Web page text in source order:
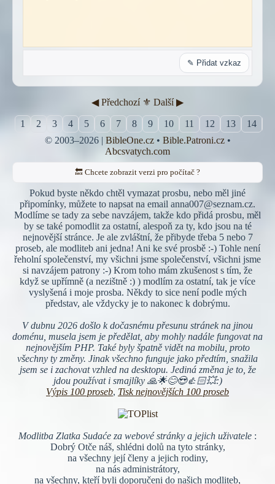
✎ Přidat vzkaz
◀︎ Předchozí ⚜︎ Další ▶︎
1 2 3 4 5 6 7 8 9 10 11 12 13 14
© 2003–2026 | BibleOne.cz• Bible.Patroni.cz•
Abcsvatych.com
🔙 Chcete zobrazit verzi pro počítač ?
Pokud byste někdo chtěl vymazat prosbu, nebo měl jiné
připomínky, můžete to napsat na email anna007@seznam.cz.
Modlíme se tady za sebe navzájem, takže kdo přidá prosbu, měl
by se také pomodlit za ostatní, alespoň za ty, kdo jsou na té
nejnovější stránce. Je ale zvláštní, že přibyde třeba 5 nebo 7
proseb, ale modliteb ani jedna! Ani ke své prosbě :-) Tohle není
řeholní společenství, my všichni jsme společenství, všichni jsme
si navzájem patrony :-) Krom toho mám zkušenost s tím, že
když se upřímně (a nezištně :) ) modlím za ostatní, tak je více
vyslyšená i moje prosba. Někdy to sice není podle mých
představ, ale vždycky je to nakonec k dobrýmu.
V dubnu 2026 došlo k dočasnému přesunu stránek na jinou
doménu, musela jsem je předělat, aby mohly nadále fungovat na
nejnovějším PHP. Také byly špatně vidět na mobilu, proto
všechny ty změny. Jinak všechno funguje jako předtím, snažila
jsem se i zachovat vzhled na desktopu. Jediná změna je to, že
jdou používat i smajlíky 🙏🌟😊😍👍🏻💥:)
Výpis 100 proseb, Tisk nejnovějších 100 proseb
Modlitba Zlatka Sudaće za webové stránky a jejich uživatele :
Dobrý Otče náš, shlédni dolů na tyto stránky,
na všechny její členy a jejich rodiny,
na nás administrátory,
na všechny, kteří byli doporučeni do našich modliteb,